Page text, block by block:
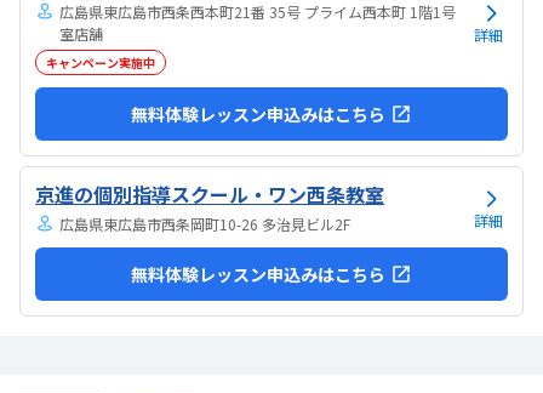
広島県東広島市西条西本町21番 35号 プライム西本町 1階1号
室店舗
キャンペーン実施中
詳細
無料体験レッスン申込みはこちら
京進の個別指導スクール・ワン西条教室
広島県東広島市西条岡町10-26 多治見ビル2F 詳細
無料体験レッスン申込みはこちら